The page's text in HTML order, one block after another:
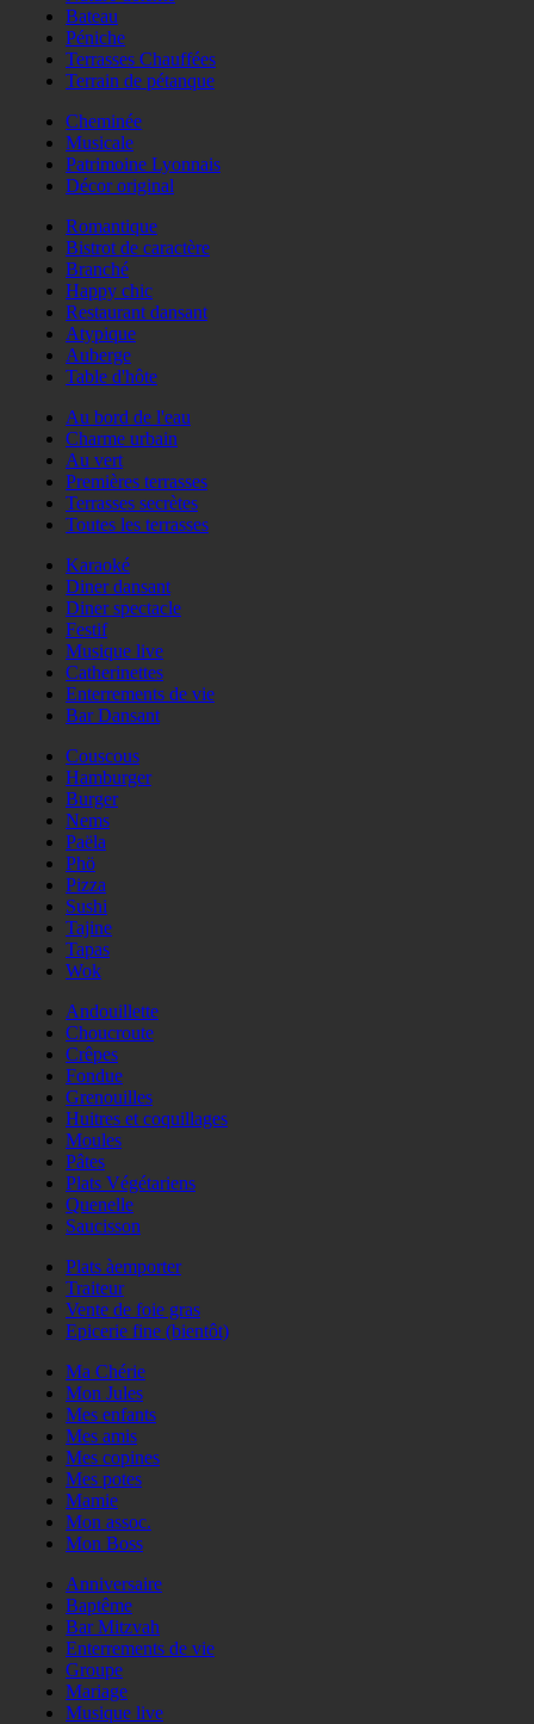
Bateau
Péniche
Terrasses Chauffées
Terrain de pétanque
Cheminée
Musicale
Patrimoine Lyonnais
Décor original
Romantique
Bistrot de caractère
Branché
Happy chic
Restaurant dansant
Atypique
Auberge
Table d'hôte
Au bord de l'eau
Charme urbain
Au vert
Premières terrasses
Terrasses secrètes
Toutes les terrasses
Karaoké
Diner dansant
Diner spectacle
Festif
Musique live
Catherinettes
Enterrements de vie
Bar Dansant
Couscous
Hamburger
Burger
Nems
Paëla
Phö
Pizza
Sushi
Tajine
Tapas
Wok
Andouillette
Choucroute
Crêpes
Fondue
Grenouilles
Huitres et coquillages
Moules
Pâtes
Plats Végétariens
Quenelle
Saucisson
Plats àemporter
Traiteur
Vente de foie gras
Epicerie fine (bientôt)
Ma Chérie
Mon Jules
Mes enfants
Mes amis
Mes copines
Mes potes
Mamie
Mon assoc.
Mon Boss
Anniversaire
Baptême
Bar Mitzvah
Enterrements de vie
Groupe
Mariage
Musique live